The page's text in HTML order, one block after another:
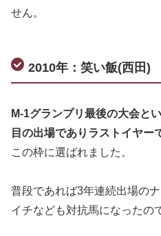
せん。
2010年：笑い飯(西田)
M-1グランプリ最後の大会と
目の出場でありラストイヤー
この枠に選ばれました。
普段であれば3年連続出場の
イチなども対抗馬になったの